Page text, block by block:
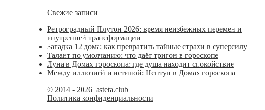
Свежие записи
Ретроградный Плутон 2026: время неизбежных перемен и
внутренней трансформации
Загадка 12 дома: как превратить тайные страхи в суперсилу
Талант по умолчанию: что даёт тригон в гороскопе
Луна в Домах гороскопа: где душа находит спокойствие
Между иллюзией и истиной: Нептун в Домах гороскопа
© 2014 - 2026 asteta.club
Политика конфиденциальности